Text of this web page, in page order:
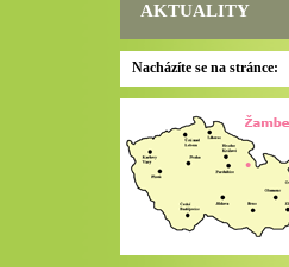
AKTUALITY
Nacházíte se na stránce: